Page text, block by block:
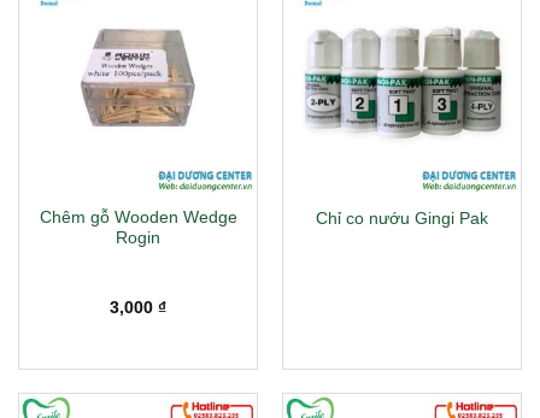
Chêm gỗ Wooden Wedge
Rogin
3,000 ₫
Chỉ co nướu Gingi Pak